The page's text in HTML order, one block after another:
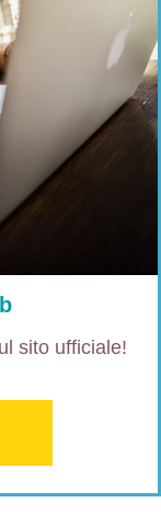
sito ufficiale!